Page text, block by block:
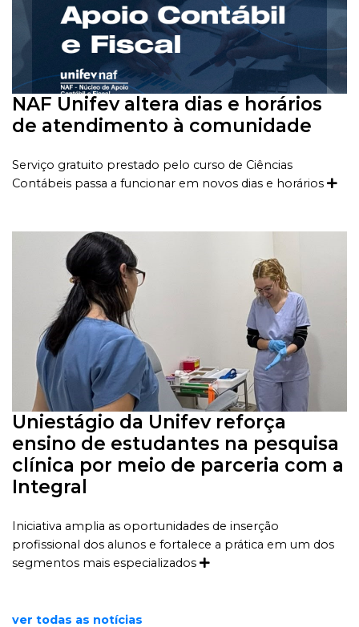
NAF Unifev altera dias e horários
de atendimento à comunidade
Serviço gratuito prestado pelo curso de Ciências
Contábeis passa a funcionar em novos dias e horários
Uniestágio da Unifev reforça
ensino de estudantes na pesquisa
clínica por meio de parceria com a
Integral
Iniciativa amplia as oportunidades de inserção
profissional dos alunos e fortalece a prática em um dos
segmentos mais especializados
ver todas as notícias